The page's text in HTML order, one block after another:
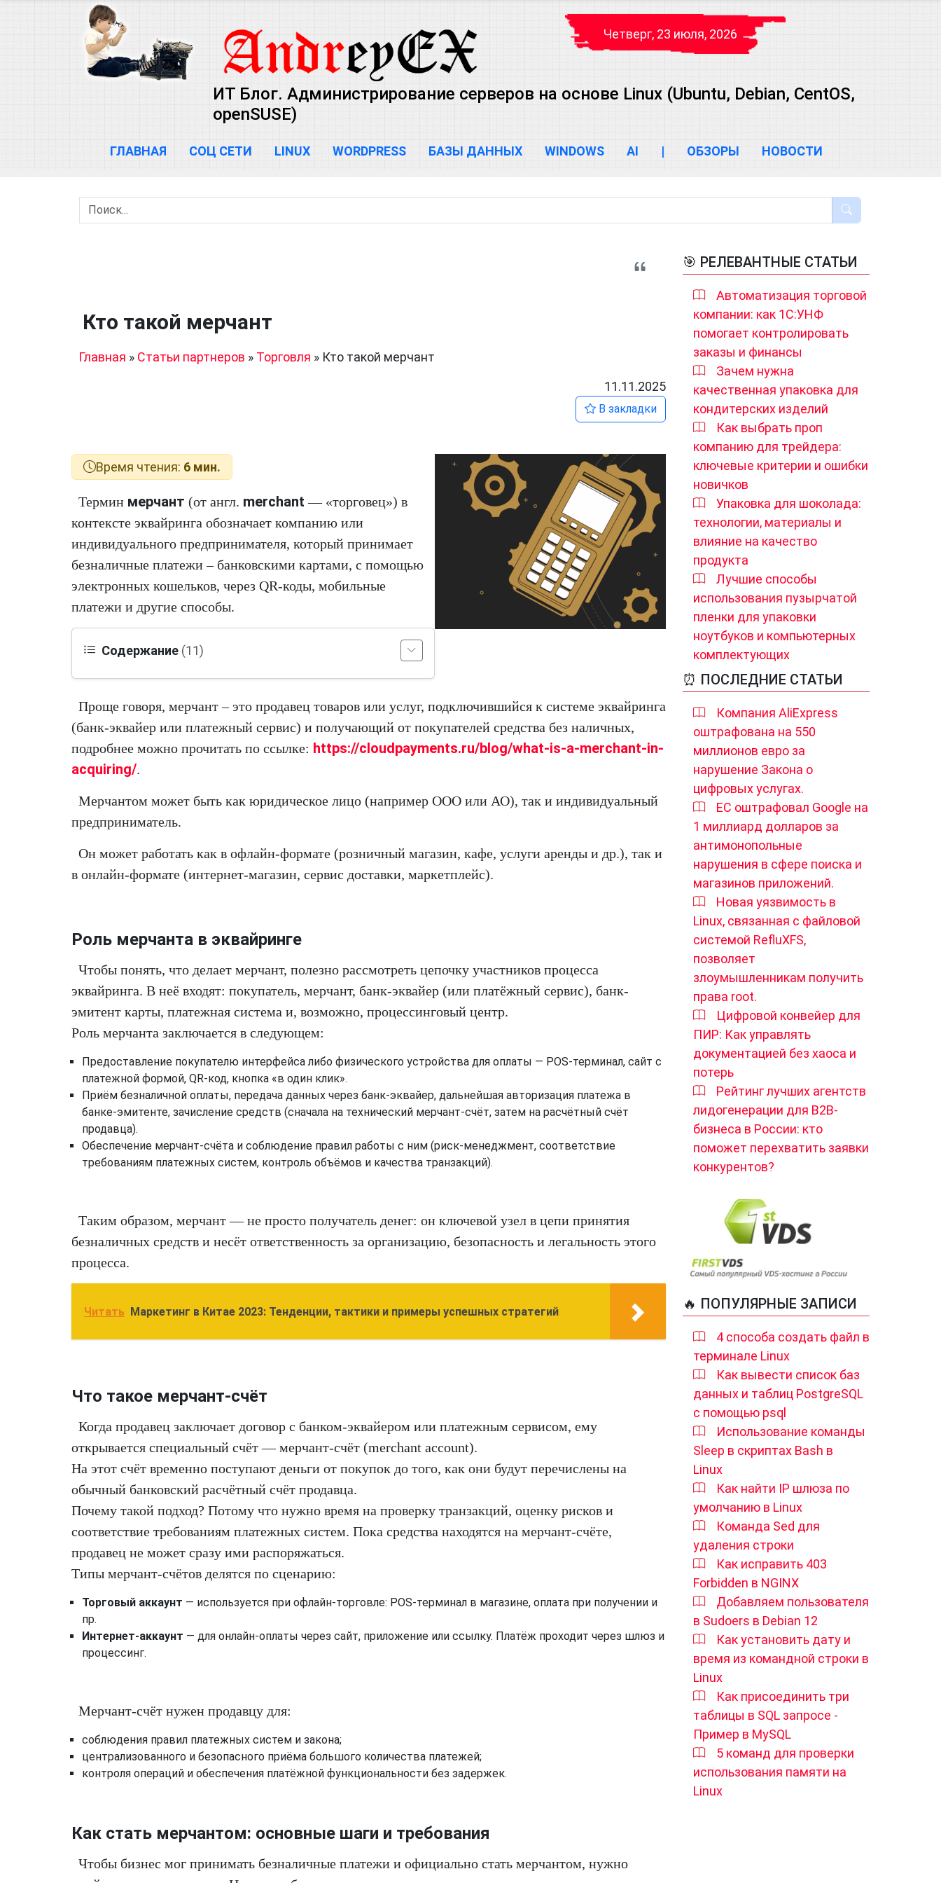
Четверг, 23 июля, 2026
ИТ Блог. Администрирование серверов на основе Linux (Ubuntu, Debian, CentOS,
openSUSE)
ГЛАВНАЯ СОЦ СЕТИ LINUX WORDPRESS БАЗЫ ДАННЫХ WINDOWS AI | ОБЗОРЫ НОВОСТИ
Кто такой мерчант
Главная » Статьи партнеров » Торговля » Кто такой мерчант
11.11.2025
В закладки
Время чтения: 6 мин.
Термин мерчант (от англ. merchant — «торговец») в
контексте эквайринга обозначает компанию или
индивидуального предпринимателя, который принимает
безналичные платежи – банковскими картами, с помощью
электронных кошельков, через QR-коды, мобильные
платежи и другие способы.
Содержание (11)
Проще говоря, мерчант – это продавец товаров или услуг, подключившийся к системе эквайринга
(банк-эквайер или платежный сервис) и получающий от покупателей средства без наличных,
подробнее можно прочитать по ссылке: https://cloudpayments.ru/blog/what-is-a-merchant-in-
acquiring/.
Мерчантом может быть как юридическое лицо (например ООО или АО), так и индивидуальный
предприниматель.
Он может работать как в офлайн-формате (розничный магазин, кафе, услуги аренды и др.), так и
в онлайн-формате (интернет-магазин, сервис доставки, маркетплейс).
Роль мерчанта в эквайринге
Чтобы понять, что делает мерчант, полезно рассмотреть цепочку участников процесса
эквайринга. В неё входят: покупатель, мерчант, банк-эквайер (или платёжный сервис), банк-
эмитент карты, платежная система и, возможно, процессинговый центр.
Роль мерчанта заключается в следующем:
Предоставление покупателю интерфейса либо физического устройства для оплаты — POS-терминал, сайт с
платежной формой, QR-код, кнопка «в один клик».
Приём безналичной оплаты, передача данных через банк-эквайер, дальнейшая авторизация платежа в
банке-эмитенте, зачисление средств (сначала на технический мерчант-счёт, затем на расчётный счёт
продавца).
Обеспечение мерчант-счёта и соблюдение правил работы с ним (риск-менеджмент, соответствие
требованиям платежных систем, контроль объёмов и качества транзакций).
Таким образом, мерчант — не просто получатель денег: он ключевой узел в цепи принятия
безналичных средств и несёт ответственность за организацию, безопасность и легальность этого
процесса.
Читать Маркетинг в Китае 2023: Тенденции, тактики и примеры успешных стратегий
Что такое мерчант-счёт
Когда продавец заключает договор с банком-эквайером или платежным сервисом, ему
открывается специальный счёт — мерчант-счёт (merchant account).
На этот счёт временно поступают деньги от покупок до того, как они будут перечислены на
обычный банковский расчётный счёт продавца.
Почему такой подход? Потому что нужно время на проверку транзакций, оценку рисков и
соответствие требованиям платежных систем. Пока средства находятся на мерчант-счёте,
продавец не может сразу ими распоряжаться.
Типы мерчант-счётов делятся по сценарию:
Торговый аккаунт — используется при офлайн-торговле: POS-терминал в магазине, оплата при получении и
пр.
Интернет-аккаунт — для онлайн-оплаты через сайт, приложение или ссылку. Платёж проходит через шлюз и
процессинг.
Мерчант-счёт нужен продавцу для:
соблюдения правил платежных систем и закона;
централизованного и безопасного приёма большого количества платежей;
контроля операций и обеспечения платёжной функциональности без задержек.
Как стать мерчантом: основные шаги и требования
Чтобы бизнес мог принимать безналичные платежи и официально стать мерчантом, нужно
🎯 РЕЛЕВАНТНЫЕ СТАТЬИ
Автоматизация торговой
компании: как 1С:УНФ
помогает контролировать
заказы и финансы
Зачем нужна
качественная упаковка для
кондитерских изделий
Как выбрать проп
компанию для трейдера:
ключевые критерии и ошибки
новичков
Упаковка для шоколада:
технологии, материалы и
влияние на качество
продукта
Лучшие способы
использования пузырчатой
пленки для упаковки
ноутбуков и компьютерных
комплектующих
⏰ ПОСЛЕДНИЕ СТАТЬИ
Компания AliExpress
оштрафована на 550
миллионов евро за
нарушение Закона о
цифровых услугах.
ЕС оштрафовал Google на
1 миллиард долларов за
антимонопольные
нарушения в сфере поиска и
магазинов приложений.
Новая уязвимость в
Linux, связанная с файловой
системой RefluXFS,
позволяет
злоумышленникам получить
права root.
Цифровой конвейер для
ПИР: Как управлять
документацией без хаоса и
потерь
Рейтинг лучших агентств
лидогенерации для B2B-
бизнеса в России: кто
поможет перехватить заявки
конкурентов?
🔥 ПОПУЛЯРНЫЕ ЗАПИСИ
4 способа создать файл в
терминале Linux
Как вывести список баз
данных и таблиц PostgreSQL
с помощью psql
Использование команды
Sleep в скриптах Bash в
Linux
Как найти IP шлюза по
умолчанию в Linux
Команда Sed для
удаления строки
Как исправить 403
Forbidden в NGINX
Добавляем пользователя
в Sudoers в Debian 12
Как установить дату и
время из командной строки в
Linux
Как присоединить три
таблицы в SQL запросе -
Пример в MySQL
5 команд для проверки
использования памяти на
Linux